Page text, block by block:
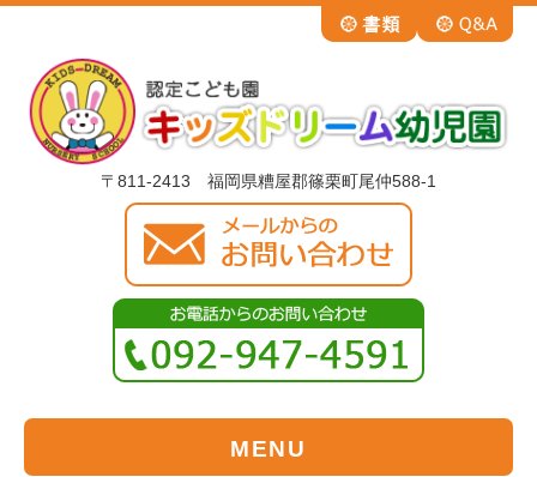
〒811-2413 福岡県糟屋郡篠栗町尾仲588-1
MENU